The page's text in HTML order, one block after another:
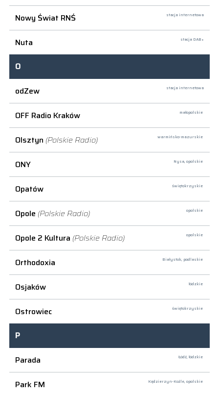
Nowy Świat RNŚ stacja internetowa
Nuta stacja DAB+
O
odZew
stacja internetowa
OFF Radio Kraków małopolskie
Olsztyn (Polskie Radio) warmińsko-mazurskie
ONY Nysa, opolskie
Opatów świętokrzyskie
Opole (Polskie Radio) opolskie
Opole 2 Kultura (Polskie Radio) opolskie
Orthodoxia Białystok, podlaskie
Osjaków łódzkie
Ostrowiec świętokrzyskie
P
Parada
Łódź, łódzkie
Park FM Kędzierzyn-Koźle, opolskie